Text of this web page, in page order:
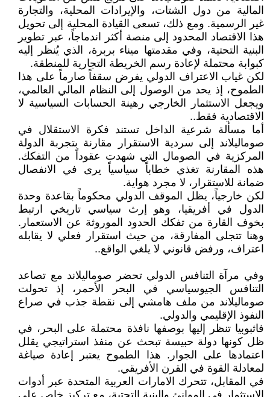
المالية من دول الشتات، والإيرادات المحلية، والتجارة
غير الرسمية. ومع ذلك، تسعى القيادة المحلية إلى تحويل
هذا الاقتصاد المحدود إلى منصة أكثر اندماجاً، عبر تطوير
البنية التحتية، وفي مقدمتها ميناء بربرة، الذي يُنظر إليه
كبوابة محتملة لإعادة رسم الخريطة التجارية للمنطقة.
لكن غياب الاعتراف الدولي يفرض سقفاً صارماً على هذا
الطموح، إذ يحد من الوصول إلى النظام المالي العالمي،
ويجعل الاستثمار الخارجي رهينة الحسابات السياسية لا
الاقتصادية فقط..
أما مسألة شرعية الداخل تستند فكرة الاستقلال في
صوماليلاند إلى سردية الاستقرار مقارنة بتجربة الدولة
المركزية في الصومال التي شهدت عقوداً من التفكك.
هذه المقارنة تغذي خطاباً سياسياً يرى في الانفصال
ضمانة للاستقرار، لا مجرد هواية.
لكن خارجياً، يظل الموقف الدولي محكوماً بقاعدة وحدة
الدول في أفريقيا، وهو إرث سياسي تاريخي ارتبط
بخوف القارة من تفكك الحدود الموروثة عن الاستعمار.
وهنا تتجلى المفارقة، من حيث استقرار فعلي لا يقابله
اعتراف، ورفض قانوني لا يلغي الواقع..
وفي مرآة التنافس الدولي تحضر صوماليلاند مع تصاعد
التنافس الجيوسياسي في البحر الأحمر، إذ تحولت
صوماليلاند من ملف هامشي إلى نقطة جذب في صراع
النفوذ الإقليمي والدولي.
فاثبوبيا تنظر إليها بوصفها نافذة محتملة على البحر، في
ظل كونها دولة حبيسة تبحث عن منفذ استراتيجي يقلل
اعتمادها على الجوار. هذا الطموح يعتبر إعادة صياغة
لمعادلة القوة في القرن الأفريقي.
في المقابل، تتحرك الامارات العربية المتحدة عبر أدوات